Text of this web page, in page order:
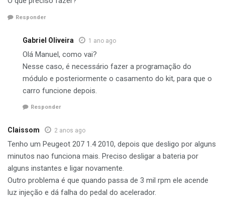
Responder
Gabriel Oliveira 1 ano ago
Olá Manuel, como vai?
Nesse caso, é necessário fazer a programação do
módulo e posteriormente o casamento do kit, para que o
carro funcione depois.
Responder
Claissom 2 anos ago
Tenho um Peugeot 207 1.4 2010, depois que desligo por alguns
minutos nao funciona mais. Preciso desligar a bateria por
alguns instantes e ligar novamente.
Outro problema é que quando passa de 3 mil rpm ele acende
luz injeção e dá falha do pedal do acelerador.